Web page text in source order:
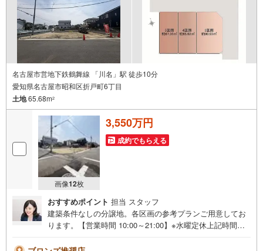
もしくは当社を含めた数社でのみご紹介可能なオープンハ
ウス・ディベロップメントの物件
名古屋市営地下鉄鶴舞線 「川名」駅 徒歩10分
愛知県名古屋市昭和区折戸町6丁目
土地65.68m2
画像12枚
3,550万円
成約でもらえる
おすすめポイント 担当 スタッフ
建築条件なしの分譲地。各区画の参考プランご用意してお
ります。【営業時間 10:00～21:00】※水曜定休上記時間は
絡ください！現地を見学される場合は「室内・現地を見学